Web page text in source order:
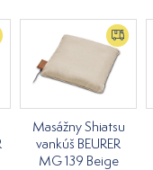
Masážny Shiatsu
vankúš BEURER
MG 139 Beige